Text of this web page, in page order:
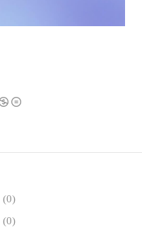
(0)
(0)